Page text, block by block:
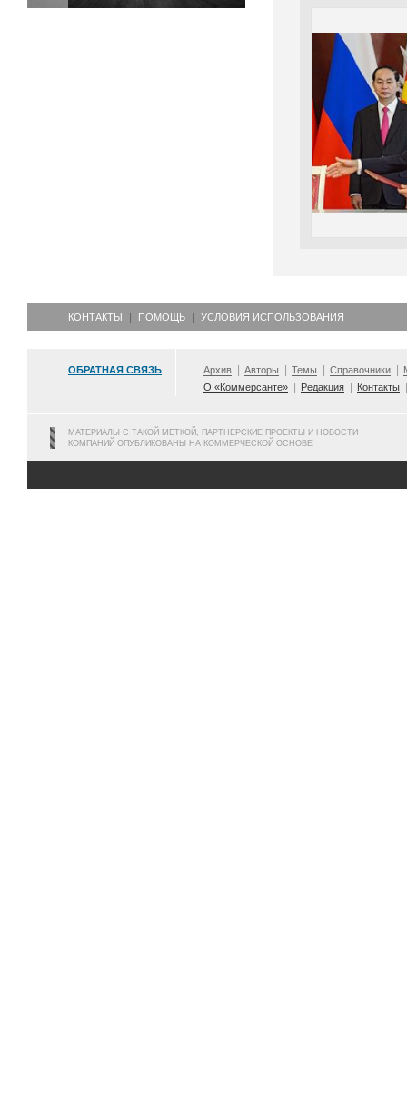
КОНТАКТЫ ПОМОЩЬ УСЛОВИЯ ИСПОЛЬЗОВАНИЯ
ОБРАТНАЯ СВЯЗЬ Архив Авторы Темы Справочники
О «Коммерсанте»
Редакция Контакты
МАТЕРИАЛЫ С ТАКОЙ МЕТКОЙ, ПАРТНЕРСКИЕ ПРОЕКТЫ И НОВОСТИ
КОМПАНИЙ ОПУБЛИКОВАНЫ НА КОММЕРЧЕСКОЙ ОСНОВЕ